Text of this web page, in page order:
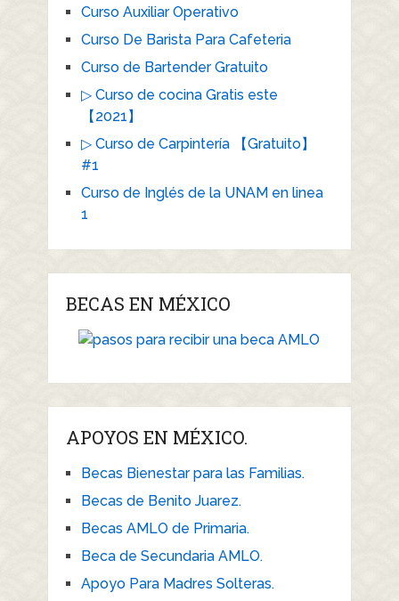
Curso Auxiliar Operativo
Curso De Barista Para Cafeteria
Curso de Bartender Gratuito
▷ Curso de cocina Gratis este
【2021】
▷ Curso de Carpintería 【Gratuito】
#1
Curso de Inglés de la UNAM en linea
1
BECAS EN MÉXICO
APOYOS EN MÉXICO.
Becas Bienestar para las Familias.
Becas de Benito Juarez.
Becas AMLO de Primaria.
Beca de Secundaria AMLO.
Apoyo Para Madres Solteras.